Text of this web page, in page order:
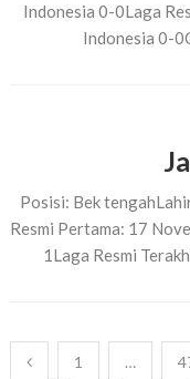
Indonesia 0-0Laga
Indonesia 0-
Posisi: Bek
Resmi Pertama: 17
1Laga Resmi
Paginasi
1 …